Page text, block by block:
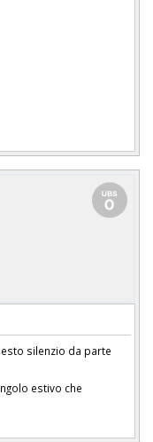
silenzio da parte
estivo che